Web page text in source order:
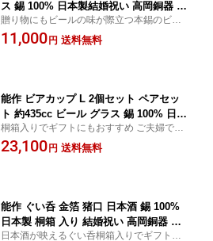
ス 錫 100% 日本製結婚祝い 高岡銅器 結
婚 出産 内祝い 引き出物 金婚式 誕生日
還暦祝い 古希 喜寿 米寿 お祝い お返し
贈り物にもビールの味が際立つ本錫のビア
カップ
11,000 円 送料無料
能作 ビアカップ L 2個セット ペアセッ
ト 約435cc ビール グラス 錫 100% 日本
製 桐箱 入り 結婚祝い 高岡銅器 結婚 出
産 内祝い 引き出物 金婚式 誕生日 プレ
桐箱入りでギフトにもおすすめ ご夫婦で お
祝いに プレゼントに最適なビールの味が際
立つ本錫のビアカップをペアセットで
23,100 円 送料無料
能作 ぐい呑 金箔 猪口 日本酒 錫 100%
日本製 桐箱 入り 結婚祝い 高岡銅器 結
婚 出産 内祝い 引き出物 金婚式 誕生日
日本酒が映えるぐい呑桐箱入りでギフトに